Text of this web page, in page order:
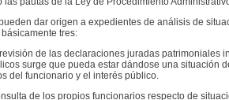
dar origen a expedientes de análisis de
tres:
de las declaraciones juradas patrimoniales
surge que pueda estar dándose una situación
del funcionario y el interés público.
de los propios funcionarios respecto de